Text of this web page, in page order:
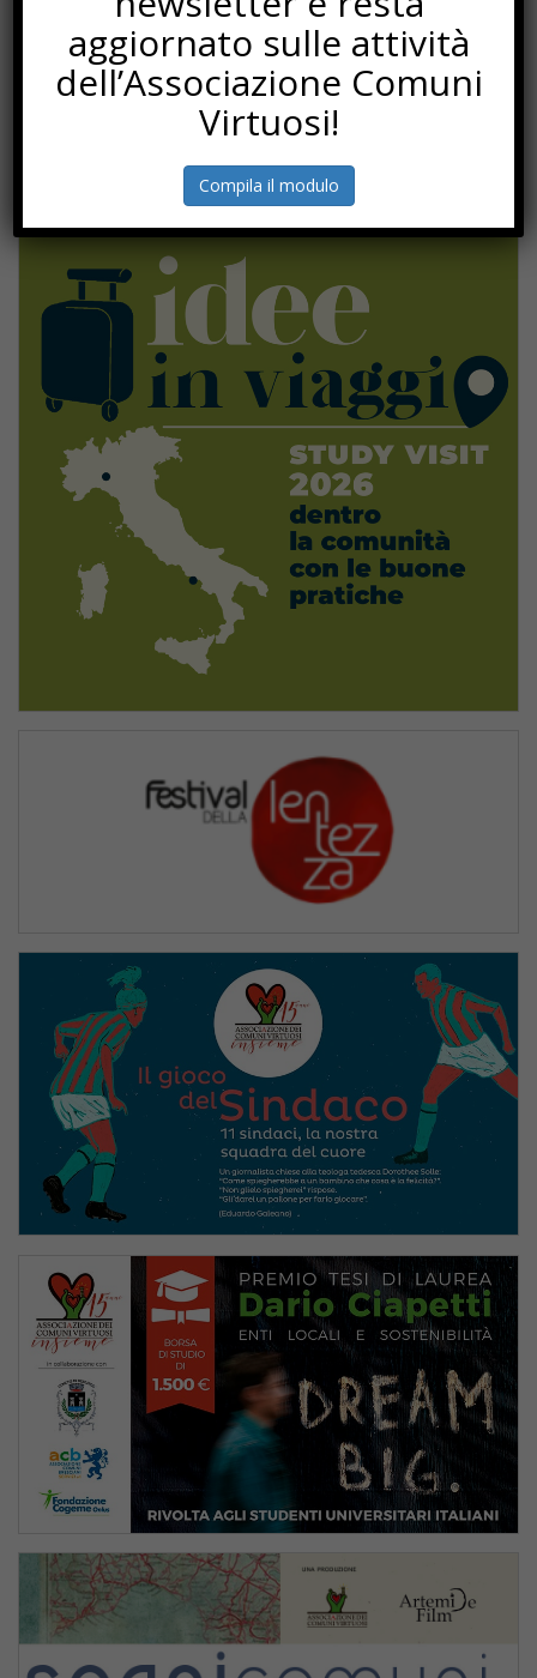
aggiornato sulle attività
dell’Associazione Comuni
Virtuosi!
Compila il modulo